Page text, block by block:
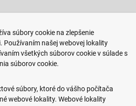
23/Asúbory cookie na zlepšenie
Používaním našej webovej lokality
všetkých súborov cookie v súlade s
súborov cookie.
súbory, ktoré do vášho počítača
webové lokality. Webové lokality